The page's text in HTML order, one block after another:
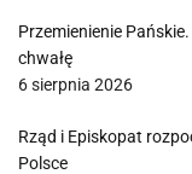
Przemienienie
chwałę
6 sierpnia 2026
Rząd i Episkopat
Polsce